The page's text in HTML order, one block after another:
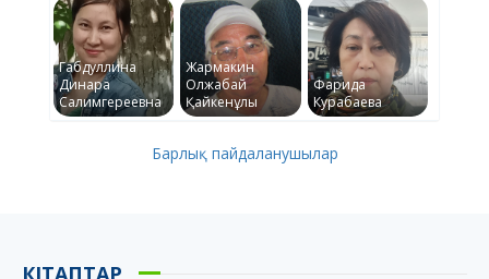
Габдуллина
Динара
Салимгереевна
Жармакин
Олжабай
Қайкенұлы
Фарида
Курабаева
Барлық пайдаланушылар
КІТАПТАР